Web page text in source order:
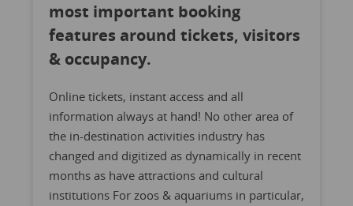
most important booking
features around tickets, visitors
& occupancy.
Online tickets, instant access and all
information always at hand! No other area of
the in-destination activities industry has
changed and digitized as dynamically in recent
months as have attractions and cultural
institutions For zoos & aquariums in particular,